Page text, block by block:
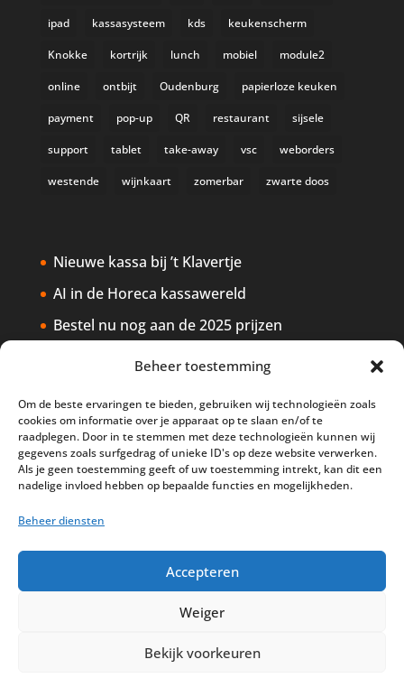
Beheer toestemming
Om de beste ervaringen te bieden, gebruiken wij technologieën zoals
cookies om informatie over je apparaat op te slaan en/of te
raadplegen. Door in te stemmen met deze technologieën kunnen wij
gegevens zoals surfgedrag of unieke ID's op deze website verwerken.
Als je geen toestemming geeft of uw toestemming intrekt, kan dit een
nadelige invloed hebben op bepaalde functies en mogelijkheden.
Beheer diensten
Accepteren
Weiger
Bekijk voorkeuren
ipad kassasysteem kds keukenscherm
Knokke kortrijk lunch mobiel module2
online ontbijt Oudenburg papierloze keuken
payment pop-up QR restaurant sijsele
support tablet take-away vsc weborders
westende wijnkaart zomerbar zwarte doos
Nieuwe kassa bij ’t Klavertje
AI in de Horeca kassawereld
Bestel nu nog aan de 2025 prijzen
Safran Palace start met nieuw
BTW aanpassingen HoReCa vanaf 1
maart 2026
Disclaimer Privacy
Sitemap
Support
Peterschap
Cookiebeleid